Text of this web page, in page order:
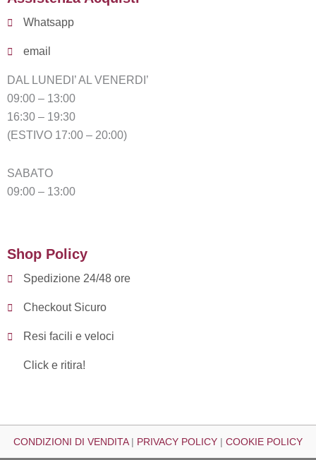
Whatsapp
email
DAL LUNEDI’ AL VENERDI’
09:00 – 13:00
16:30 – 19:30
(ESTIVO 17:00 – 20:00)
SABATO
09:00 – 13:00
Shop Policy
Spedizione 24/48 ore
Checkout Sicuro
Resi facili e veloci
Click e ritira!
CONDIZIONI DI VENDITA| PRIVACY POLICY | COOKIE POLICY